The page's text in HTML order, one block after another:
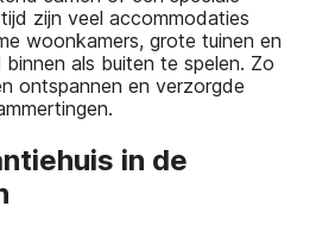
zijn veel accommodaties
woonkamers, grote tuinen en
als buiten te spelen. Zo
ontspannen en verzorgde
in de